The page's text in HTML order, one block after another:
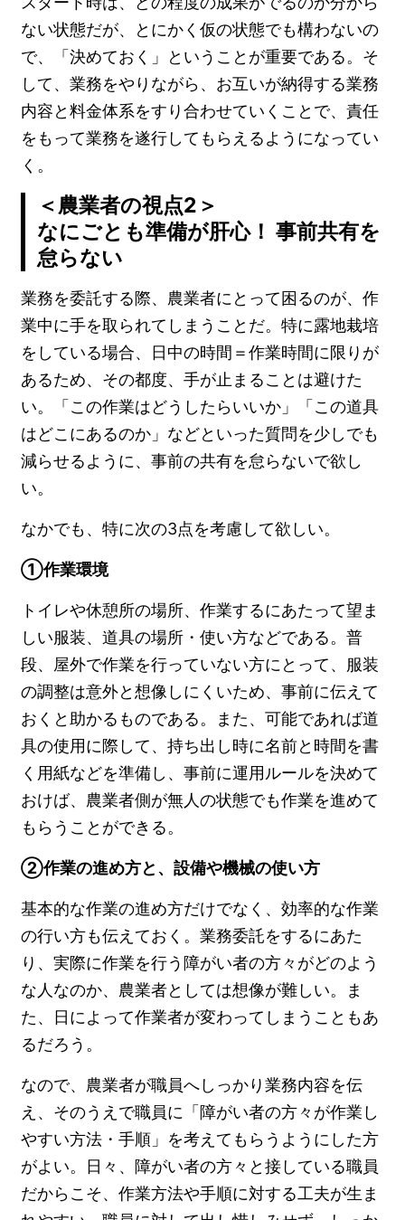
ない状態だが、とにかく仮の状態でも構わないの
で、「決めておく」ということが重要である。そ
して、業務をやりながら、お互いが納得する業務
内容と料金体系をすり合わせていくことで、責任
をもって業務を遂行してもらえるようになってい
く。
＜農業者の視点2＞
なにごとも準備が肝心！ 事前共有を
怠らない
業務を委託する際、農業者にとって困るのが、作
業中に手を取られてしまうことだ。特に露地栽培
をしている場合、日中の時間＝作業時間に限りが
あるため、その都度、手が止まることは避けた
い。「この作業はどうしたらいいか」「この道具
はどこにあるのか」などといった質問を少しでも
減らせるように、事前の共有を怠らないで欲し
い。
なかでも、特に次の3点を考慮して欲しい。
①作業環境
トイレや休憩所の場所、作業するにあたって望ま
しい服装、道具の場所・使い方などである。普
段、屋外で作業を行っていない方にとって、服装
の調整は意外と想像しにくいため、事前に伝えて
おくと助かるものである。また、可能であれば道
具の使用に際して、持ち出し時に名前と時間を書
く用紙などを準備し、事前に運用ルールを決めて
おけば、農業者側が無人の状態でも作業を進めて
もらうことができる。
②作業の進め方と、設備や機械の使い方
基本的な作業の進め方だけでなく、効率的な作業
の行い方も伝えておく。業務委託をするにあた
り、実際に作業を行う障がい者の方々がどのよう
な人なのか、農業者としては想像が難しい。ま
た、日によって作業者が変わってしまうこともあ
るだろう。
なので、農業者が職員へしっかり業務内容を伝
え、そのうえで職員に「障がい者の方々が作業し
やすい方法・手順」を考えてもらうようにした方
がよい。日々、障がい者の方々と接している職員
だからこそ、作業方法や手順に対する工夫が生ま